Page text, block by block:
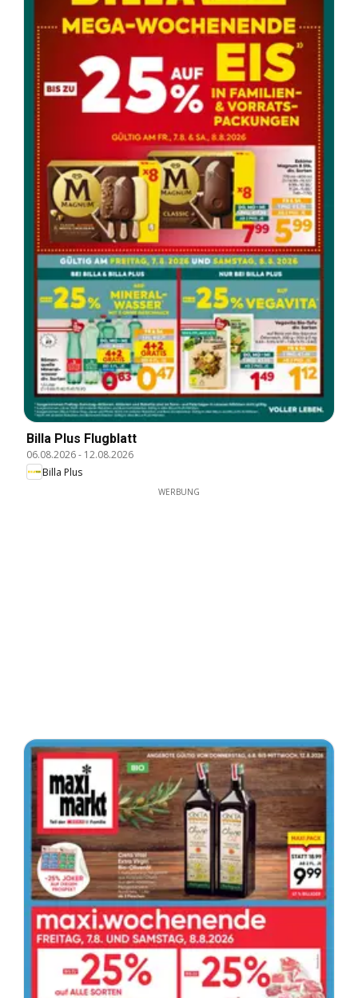
Billa Plus Flugblatt
06.08.2026- 12.08.2026
Billa Plus
WERBUNG